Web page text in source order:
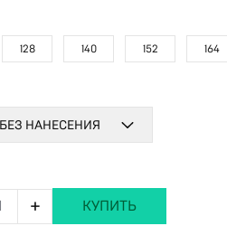
128 140 152 164
БЕЗ НАНЕСЕНИЯ
+ КУПИТЬ